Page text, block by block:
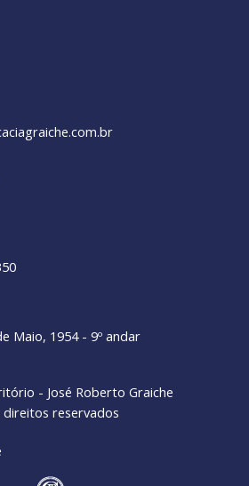
Maio, 1954 - 9º andar
- José Roberto Graiche
reservados